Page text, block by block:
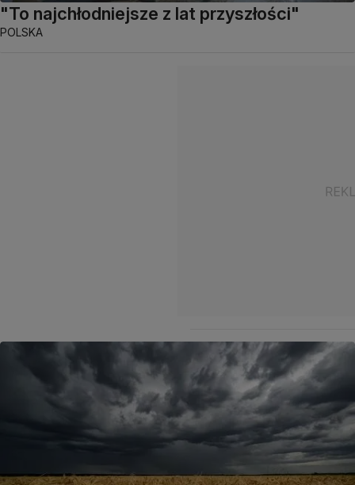
"To najchłodniejsze z lat przyszłości"
POLSKA